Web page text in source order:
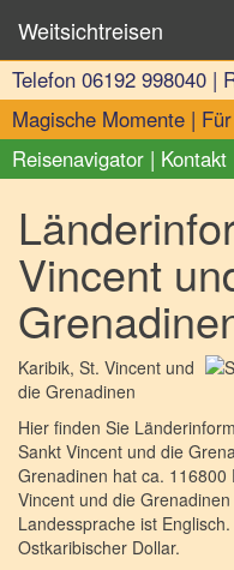
Telefon 06192 998040 |
Magische Momente |
Reisenavigator | Kontakt
Vincent
Karibik, St. Vincent und
die Grenadinen
Hier finden Sie
Sankt Vincent und die
Grenadinen hat ca. 116800
Vincent und die
Landessprache ist
Ostkaribischer Dollar.
Weitsichtreisen